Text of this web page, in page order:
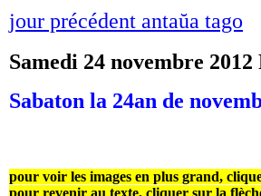
jour précédent antaŭa tago
Samedi 24 novembre
Sabaton la 24an de
pour voir les images en plus grand,
pour revenir au texte, cliquer sur la